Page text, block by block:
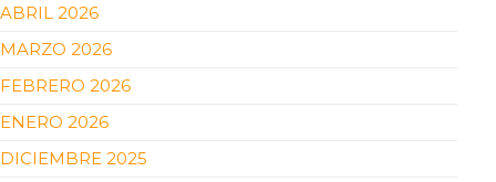
ABRIL 2026
MARZO 2026
FEBRERO 2026
ENERO 2026
DICIEMBRE 2025